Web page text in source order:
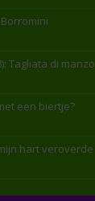
Tagliata di manzo
een biertje?
hart veroverde